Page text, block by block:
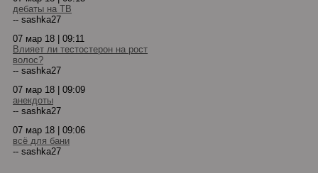
дебаты на ТВ
-- sashka27
07 мар 18 | 09:11
Влияет ли тестостерон на рост
волос?
-- sashka27
07 мар 18 | 09:09
анекдоты
-- sashka27
07 мар 18 | 09:06
всё для бани
-- sashka27